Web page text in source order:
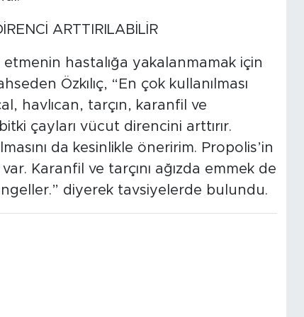
ARTTIRILABİLİR
hastalığa yakalanmamak için
Özkılıç, “En çok kullanılması
havlıcan, tarçın, karanfil ve
çayları vücut direncini arttırır.
da kesinlikle öneririm. Propolis’in
Karanfil ve tarçını ağızda emmek de
diyerek tavsiyelerde bulundu.